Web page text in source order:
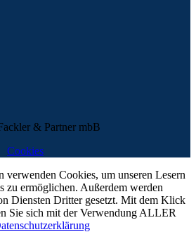
& Partner mbB
Cookies
verwenden Cookies, um unseren Lesern
zu ermöglichen. Außerdem werden
Diensten Dritter gesetzt. Mit dem Klick
Sie sich mit der Verwendung ALLER